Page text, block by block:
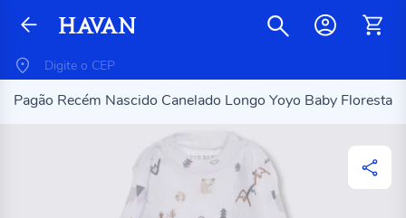
Pagão Recém Nascido Canelado Longo Yoyo Baby Floresta